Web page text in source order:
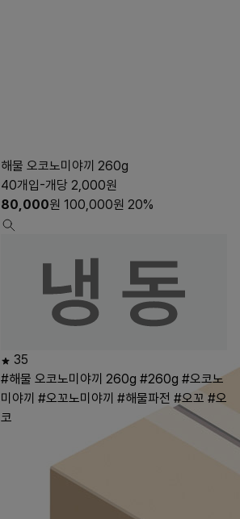
해물 오코노미야끼 260g
40개입-개당 2,000원
80,000원 100,000원 20%
35
#해물 오코노미야끼 260g #260g #오코노
미야끼 #오꼬노미야끼 #해물파전 #오꼬 #오
코